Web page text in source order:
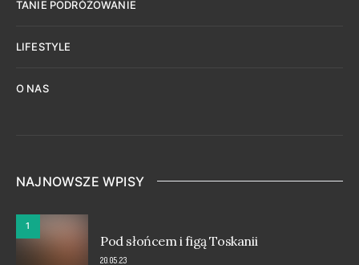
TANIE PODRÓŻOWANIE
LIFESTYLE
O NAS
NAJNOWSZE WPISY
1
Pod słońcem i figą Toskanii
20.05.23